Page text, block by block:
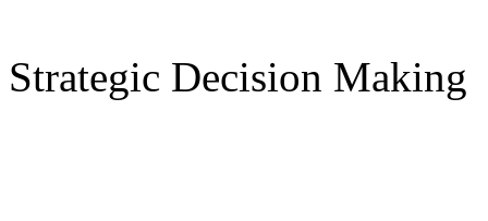
Strategic Decision Making